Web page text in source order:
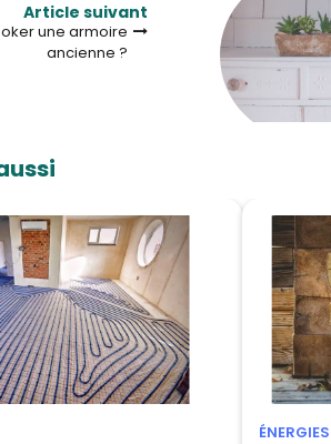
Article suivant
une armoire
ancienne ?
ÉNERGIES